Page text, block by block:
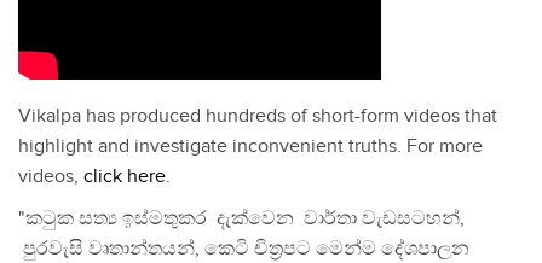
Vikalpa has produced hundreds of short-form videos that
highlight and investigate inconvenient truths. For more
videos, click here.
"කටුක සත්‍ය ඉස්මතුකර දැක්වෙන වාර්තා වැඩසටහන්,
පුරවැසි වෘතාන්තයන්, කෙටි චිත්‍රපට මෙන්ම දේශපාලන